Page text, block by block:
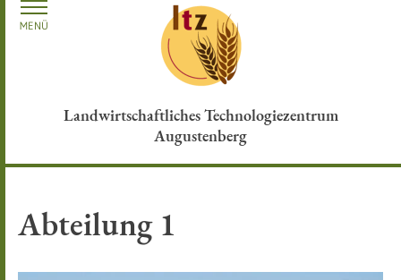
Landwirtschaftliches Technologiezentrum
Augustenberg
MENÜ
Abteilung 1